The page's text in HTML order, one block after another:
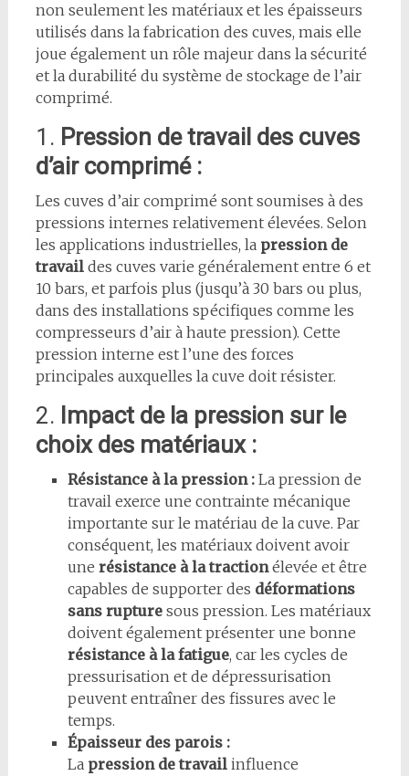
non seulement les matériaux et les épaisseurs
utilisés dans la fabrication des cuves, mais elle
joue également un rôle majeur dans la sécurité
et la durabilité du système de stockage de l’air
comprimé.
1. Pression de travail des cuves
d’air comprimé :
Les cuves d’air comprimé sont soumises à des
pressions internes relativement élevées. Selon
les applications industrielles, la pression de
travaildes cuves varie généralement entre 6 et
10 bars, et parfois plus (jusqu’à 30 bars ou plus,
dans des installations spécifiques comme les
compresseurs d’air à haute pression). Cette
pression interne est l’une des forces
principales auxquelles la cuve doit résister.
2. Impact de la pression sur le
choix des matériaux :
Résistance à la pression :La pression de
travail exerce une contrainte mécanique
importante sur le matériau de la cuve. Par
conséquent, les matériaux doivent avoir
une résistance à la tractionélevée et être
capables de supporter des déformations
sans rupturesous pression. Les matériaux
doivent également présenter une bonne
résistance à la fatigue, car les cycles de
pressurisation et de dépressurisation
peuvent entraîner des fissures avec le
temps.
Épaisseur des parois :
La pression de travailinfluence